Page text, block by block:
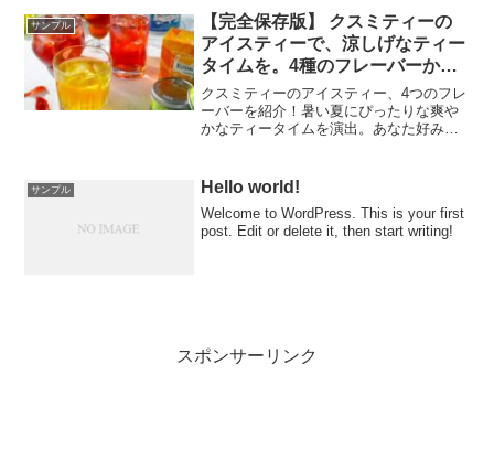
下の通りです。数量限定販売となってお
りますので、確実に手に入れたい方には
ネット予約を強くおすすめします。この
香りに虜になることは間違いありませ
ん！
サンプル
【完全保存版】 クスミティーの
アイスティーで、涼しげなティー
タイムを。4種のフレーバーから
あなたにぴったりの一杯を
クスミティーのアイスティー、4つのフレ
ーバーを紹介！暑い夏にぴったりな爽や
かなティータイムを演出。あなた好みの
サンプル Hello world!
Welcome to WordPress. This is your first
post. Edit or delete it, then start writing!
スポンサーリンク